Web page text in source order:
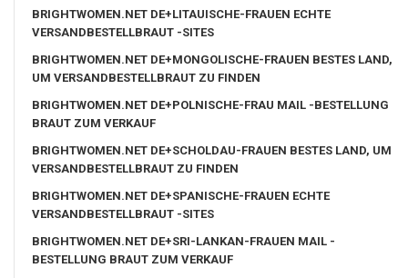
BRIGHTWOMEN.NET DE+LITAUISCHE-FRAUEN ECHTE
VERSANDBESTELLBRAUT -SITES
BRIGHTWOMEN.NET DE+MONGOLISCHE-FRAUEN BESTES LAND,
UM VERSANDBESTELLBRAUT ZU FINDEN
BRIGHTWOMEN.NET DE+POLNISCHE-FRAU MAIL -BESTELLUNG
BRAUT ZUM VERKAUF
BRIGHTWOMEN.NET DE+SCHOLDAU-FRAUEN BESTES LAND, UM
VERSANDBESTELLBRAUT ZU FINDEN
BRIGHTWOMEN.NET DE+SPANISCHE-FRAUEN ECHTE
VERSANDBESTELLBRAUT -SITES
BRIGHTWOMEN.NET DE+SRI-LANKAN-FRAUEN MAIL -
BESTELLUNG BRAUT ZUM VERKAUF